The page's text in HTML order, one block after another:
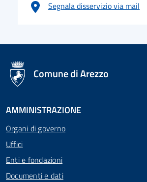
Segnala disservizio via mail
logo Unione Europea
Comune di Arezzo
AMMINISTRAZIONE
Organi di governo
Uffici
Enti e fondazioni
Documenti e dati